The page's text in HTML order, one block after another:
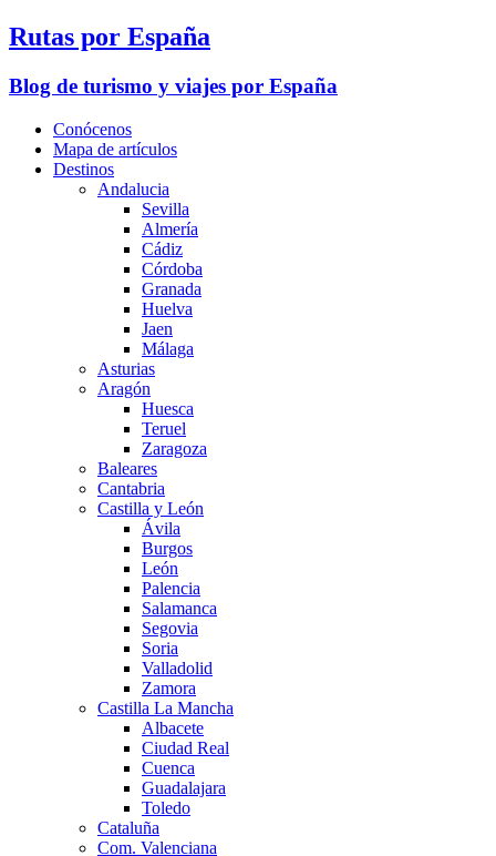
Rutas por España
Blog de turismo y viajes por España
Conócenos
Mapa de artículos
Destinos
Andalucia
Sevilla
Almería
Cádiz
Córdoba
Granada
Huelva
Jaen
Málaga
Asturias
Aragón
Huesca
Teruel
Zaragoza
Baleares
Cantabria
Castilla y León
Ávila
Burgos
León
Palencia
Salamanca
Segovia
Soria
Valladolid
Zamora
Castilla La Mancha
Albacete
Ciudad Real
Cuenca
Guadalajara
Toledo
Cataluña
Com. Valenciana